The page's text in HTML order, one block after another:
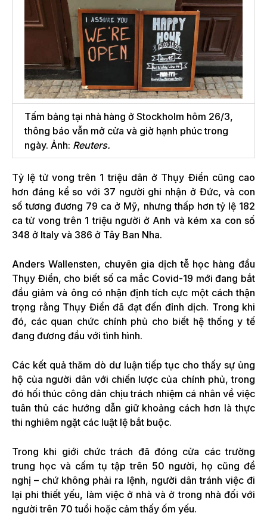
Tấm bảng tại nhà hàng ở Stockholm hôm 26/3,
thông báo vẫn mở cửa và giờ hạnh phúc trong
ngày. Ảnh: Reuters.
Tỷ lệ tử vong trên 1 triệu dân ở Thụy Điển cũng cao
hơn đáng kể so với 37 người ghi nhận ở Đức, và con
số tương đương 79 ca ở Mỹ, nhưng thấp hơn tỷ lệ 182
ca tử vong trên 1 triệu người ở Anh và kém xa con số
348 ở Italy và 386 ở Tây Ban Nha.
Anders Wallensten, chuyên gia dịch tễ học hàng đầu
Thụy Điển, cho biết số ca mắc Covid-19 mới đang bắt
đầu giảm và ông có nhận định tích cực một cách thận
trọng rằng Thụy Điển đã đạt đến đỉnh dịch. Trong khi
đó, các quan chức chính phủ cho biết hệ thống y tế
đang đương đầu với tình hình.
Các kết quả thăm dò dư luận tiếp tục cho thấy sự ủng
hộ của người dân với chiến lược của chính phủ, trong
đó hối thúc công dân chịu trách nhiệm cá nhân về việc
tuân thủ các hướng dẫn giữ khoảng cách hơn là thực
thi nghiêm ngặt các luật lệ bắt buộc.
Trong khi giới chức trách đã đóng cửa các trường
trung học và cấm tụ tập trên 50 người, họ cũng đề
nghị – chứ không phải ra lệnh, người dân tránh việc đi
lại phi thiết yếu, làm việc ở nhà và ở trong nhà đối với
người trên 70 tuổi hoặc cảm thấy ốm yếu.